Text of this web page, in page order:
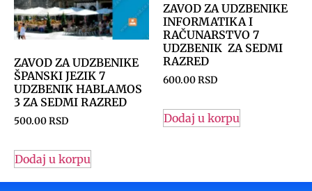
ZAVOD ZA UDZBENIKE
ŠPANSKI JEZIK 7
UDZBENIK HABLAMOS
3 ZA SEDMI RAZRED
500.00RSD
Dodaj u korpu
ZAVOD ZA UDZBENIKE
INFORMATIKA I
RAČUNARSTVO 7
UDZBENIK ZA SEDMI
RAZRED
600.00RSD
Dodaj u korpu